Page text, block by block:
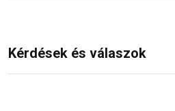
Kérdések és válaszok